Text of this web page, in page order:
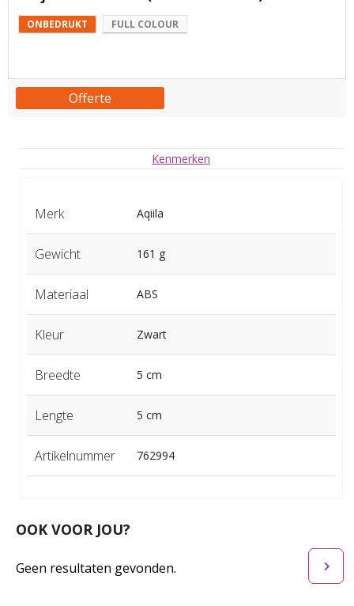
ONBEDRUKT FULL COLOUR
Offerte
Kenmerken
Merk Aqiila
Gewicht 161 g
Materiaal ABS
Kleur Zwart
Breedte 5 cm
Lengte 5 cm
Artikelnummer 762994
OOK VOOR JOU?
Geen resultaten gevonden.